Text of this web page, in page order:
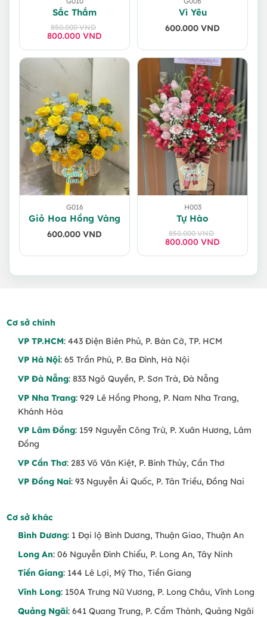
Sắc Thắm
850.000VND
Giá
850.000 VND.
800.000 VND
Giá
Vì Yêu
600.000 VND
G016
Giỏ Hoa Hồng Vàng
600.000 VND
H003
Tự Hào
850.000VND
Giá
800.000 VND
Giá
Cơ sở chính
VP TP.HCM: 443 Điện Biên Phủ, P. Bàn Cờ, TP. HCM
VP Hà Nội: 65 Trần Phú, P. Ba Đình, Hà Nội
VP Đà Nẵng: 833 Ngô Quyền, P. Sơn Trà, Đà Nẵng
VP Nha Trang: 929 Lê Hồng Phong, P. Nam Nha Trang,
Khánh Hòa
VP Lâm Đồng: 159 Nguyễn Công Trứ, P. Xuân Hương, Lâm
Đồng
VP Cần Thơ: 283 Võ Văn Kiệt, P. Bình Thủy, Cần Thơ
VP Đồng Nai: 93 Nguyễn Ái Quốc, P. Tân Triều, Đồng Nai
Cơ sở khác
Bình Dương: 1 Đại lộ Bình Dương, Thuận Giao, Thuận An
Long An: 06 Nguyễn Đình Chiểu, P. Long An, Tây Ninh
Tiền Giang: 144 Lê Lợi, Mỹ Tho, Tiền Giang
Vĩnh Long: 150A Trưng Nữ Vương, P. Long Châu, Vĩnh Long
Quảng Ngãi: 641 Quang Trung, P. Cẩm Thành, Quảng Ngãi